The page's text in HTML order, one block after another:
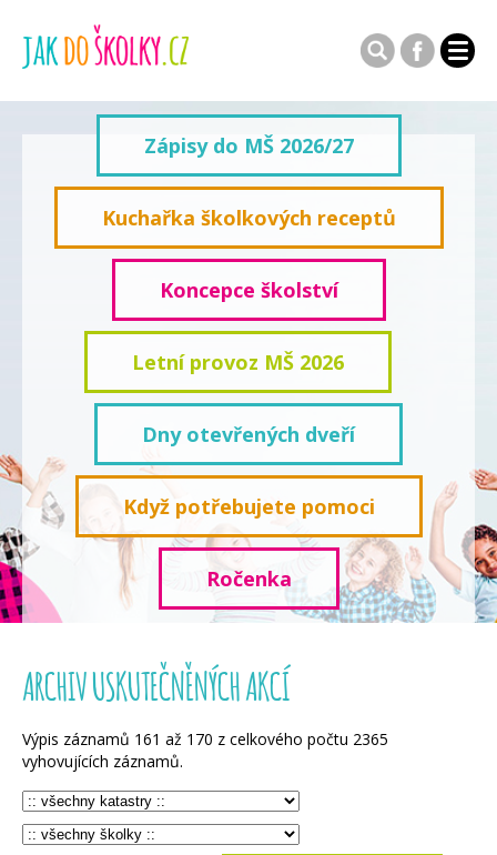
Zápisy do MŠ 2026/27
Kuchařka školkových receptů
Koncepce školství
Letní provoz MŠ 2026
Dny otevřených dveří
Když potřebujete pomoci
Ročenka
ARCHIV USKUTEČNĚNÝCH AKCÍ
Výpis záznamů 161 až 170 z celkového počtu 2365
vyhovujících záznamů.